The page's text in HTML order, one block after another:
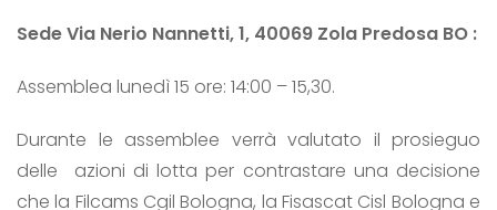
Sede Via Nerio Nannetti, 1, 40069 Zola Predosa BO :
Assemblea lunedì 15 ore: 14:00 – 15,30.
Durante le assemblee verrà valutato il prosieguo
delle azioni di lotta per contrastare una decisione
che la Filcams Cgil Bologna, la Fisascat Cisl Bologna e